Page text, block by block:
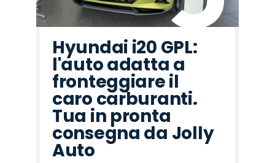
Hyundai i20 GPL:
l'auto adatta a
fronteggiare il
caro carburanti.
Tua in pronta
consegna da Jolly
Auto